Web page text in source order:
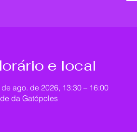
e local
ago. de 2026, 13:30 – 16:00
da Gatópoles